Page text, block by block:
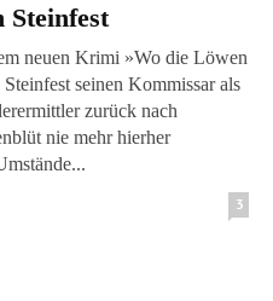
Steinfest
neuen Krimi »Wo die Löwen
seinen Kommissar als
zurück nach
nie mehr hierher
3